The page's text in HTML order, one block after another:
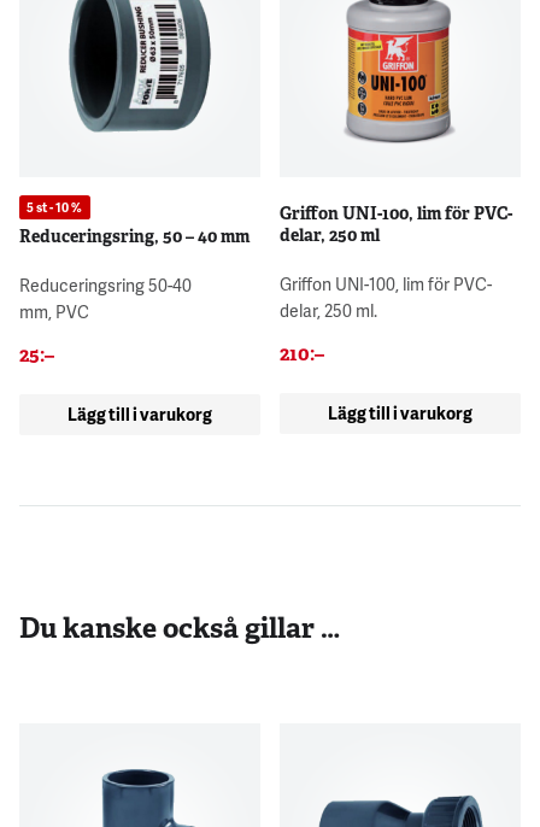
5 st - 10 %
Reduceringsring, 50 – 40 mm
Reduceringsring 50-40
mm, PVC
25:–
Lägg till i varukorg
Griffon UNI-100, lim för PVC-
delar, 250 ml
Griffon UNI-100, lim för PVC-
delar, 250 ml.
210:–
Lägg till i varukorg
Du kanske också gillar …